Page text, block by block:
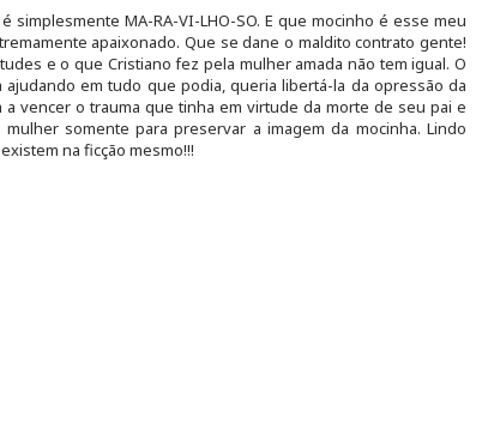
simplesmente MA-RA-VI-LHO-SO. E que mocinho é esse meu
apaixonado. Que se dane o maldito contrato gente!
e o que Cristiano fez pela mulher amada não tem igual. O
em tudo que podia, queria libertá-la da opressão da
a vencer o trauma que tinha em virtude da morte de seu pai e
somente para preservar a imagem da mocinha. Lindo
na ficção mesmo!!!